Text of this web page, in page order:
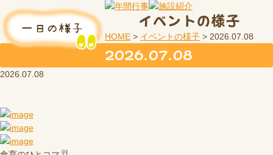
イベントの様子
HOME > イベントの様子 > 2026.07.08
2026.07.08
2026.07.08